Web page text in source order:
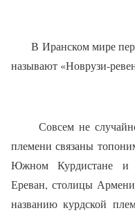
В Иранском мире
называют «Новрузи-
Совсем не
племени связаны
Южном Курдистане
Ереван, столицы
названию курдской